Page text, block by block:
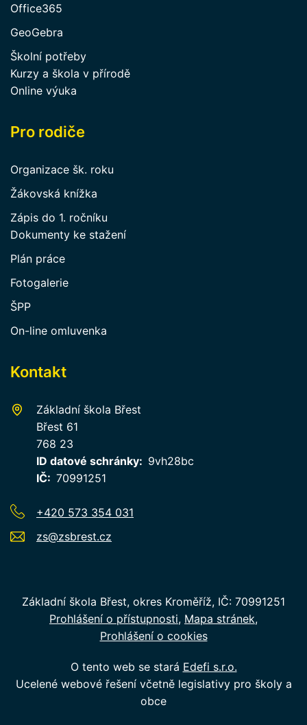
Office365
GeoGebra
Školní potřeby
Kurzy a škola v přírodě
Online výuka
Pro rodiče
Organizace šk. roku
Žákovská knížka
Zápis do 1. ročníku
Dokumenty ke stažení
Plán práce
Fotogalerie
ŠPP
On-line omluvenka
Kontakt
Základní škola Břest
Břest 61
768 23
ID datové schránky
9vh28bc
IČ
70991251
+420 573 354 031
zs@zsbrest.cz
Základní škola Břest, okres Kroměříž, IČ: 70991251
Prohlášení o přístupnosti Mapa stránek
Prohlášení o cookies
O tento web se stará Edefi s.r.o.
Ucelené webové řešení včetně legislativy pro školy a
obce